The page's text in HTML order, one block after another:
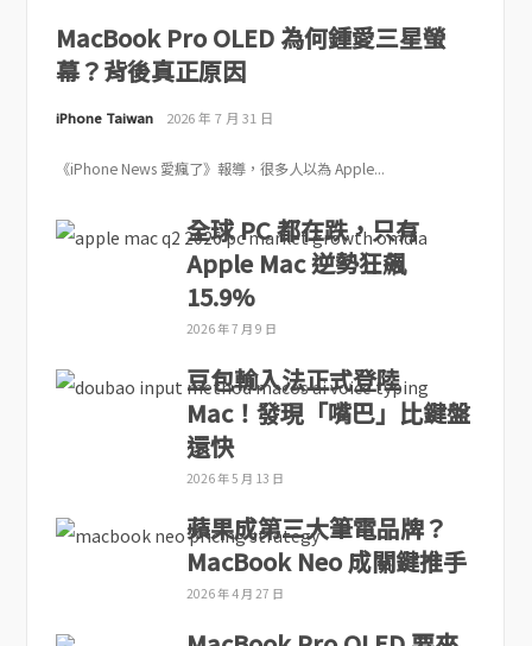
MacBook Pro OLED 為何鍾愛三星螢
幕？背後真正原因
iPhone Taiwan 2026 年 7 月 31 日
《iPhone News 愛瘋了》報導，很多人以為 Apple...
全球 PC 都在跌，只有
Apple Mac 逆勢狂飆
15.9%
2026 年 7 月 9 日
豆包輸入法正式登陸
Mac！發現「嘴巴」比鍵盤
還快
2026 年 5 月 13 日
蘋果成第三大筆電品牌？
MacBook Neo 成關鍵推手
2026 年 4 月 27 日